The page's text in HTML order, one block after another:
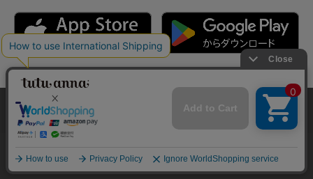
本サイトでは、より快適にご利用いただけるようCookieを利用し
ています。詳細については
をご確認くださ
い。
承諾する